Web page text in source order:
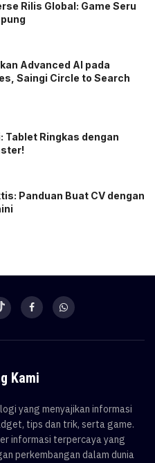
Rilis Global: Game Seru
Advanced AI pada
Saingi Circle to Search
Tablet Ringkas dengan
Panduan Buat CV dengan
Kami
yang menyajikan informasi
tips dan trik, serta game.
informasi terpercaya yang
perkembangan dalam dunia